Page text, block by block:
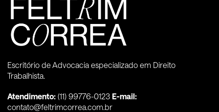
Escritório de Advocacia especializado em Direito
Trabalhista.
Atendimento: (11) 99776-0123 E-mail:
contato@feltrimcorrea.com.br